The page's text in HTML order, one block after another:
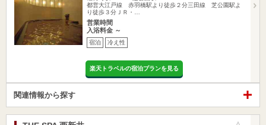
都営大江戸線 赤羽橋駅より徒歩２分三田線 芝公園駅よ
り徒歩３分ＪＲ・…
営業時間
入浴料金 ～
宿泊 冷え性
楽天トラベルの宿泊プランを見る
関連情報から探す